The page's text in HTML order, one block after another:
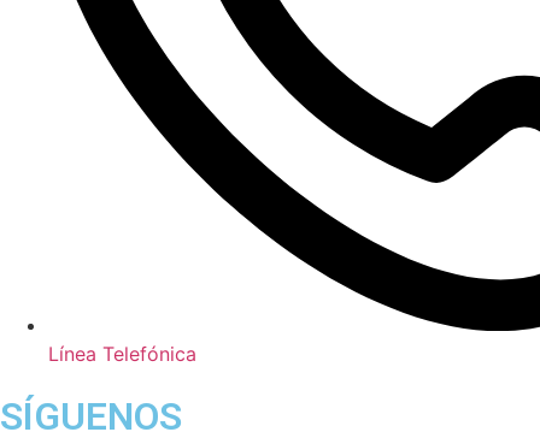
Línea Telefónica
SÍGUENOS